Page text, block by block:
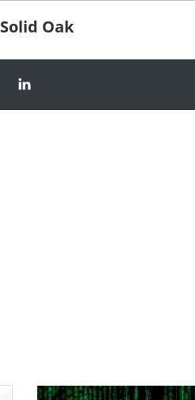
Solid Oak